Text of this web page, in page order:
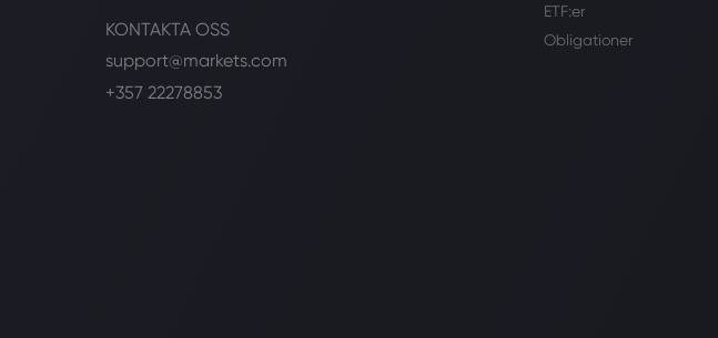
KONTAKTA OSS
support@markets.com
+357 22278853
ETF:er
Obligationer